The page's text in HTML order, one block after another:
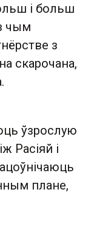
і больш
чым
з
скарочана,
ўзрослую
Расіяй і
плане,